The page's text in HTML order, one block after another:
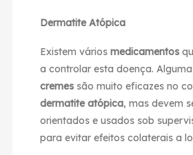
Dermatite Atópica
Existem vários medicamentos
a controlar esta doença.
cremessão muito eficazes no
dermatite atópica, mas devem
orientados e usados ​​sob
para evitar efeitos colaterais a